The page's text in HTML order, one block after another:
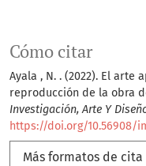
Cómo citar
Ayala , N. . (2022). El
reproducción de la obra
Investigación, Arte Y
https://doi.org/10.56908/
Más formatos de cita